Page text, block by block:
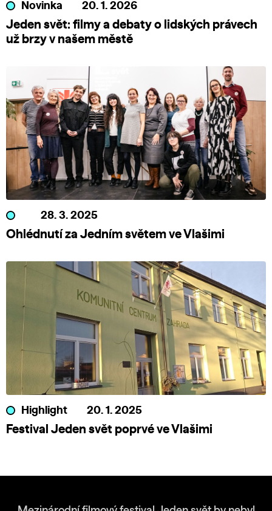
Novinka 20. 1. 2026
Jeden svět: filmy a debaty o lidských právech
už brzy v našem městě
28. 3. 2025
Ohlédnutí za Jedním světem ve Vlašimi
Highlight 20. 1. 2025
Festival Jeden svět poprvé ve Vlašimi